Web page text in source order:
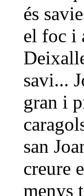
és
el foc i
savi...
gran i
san
creure
menys